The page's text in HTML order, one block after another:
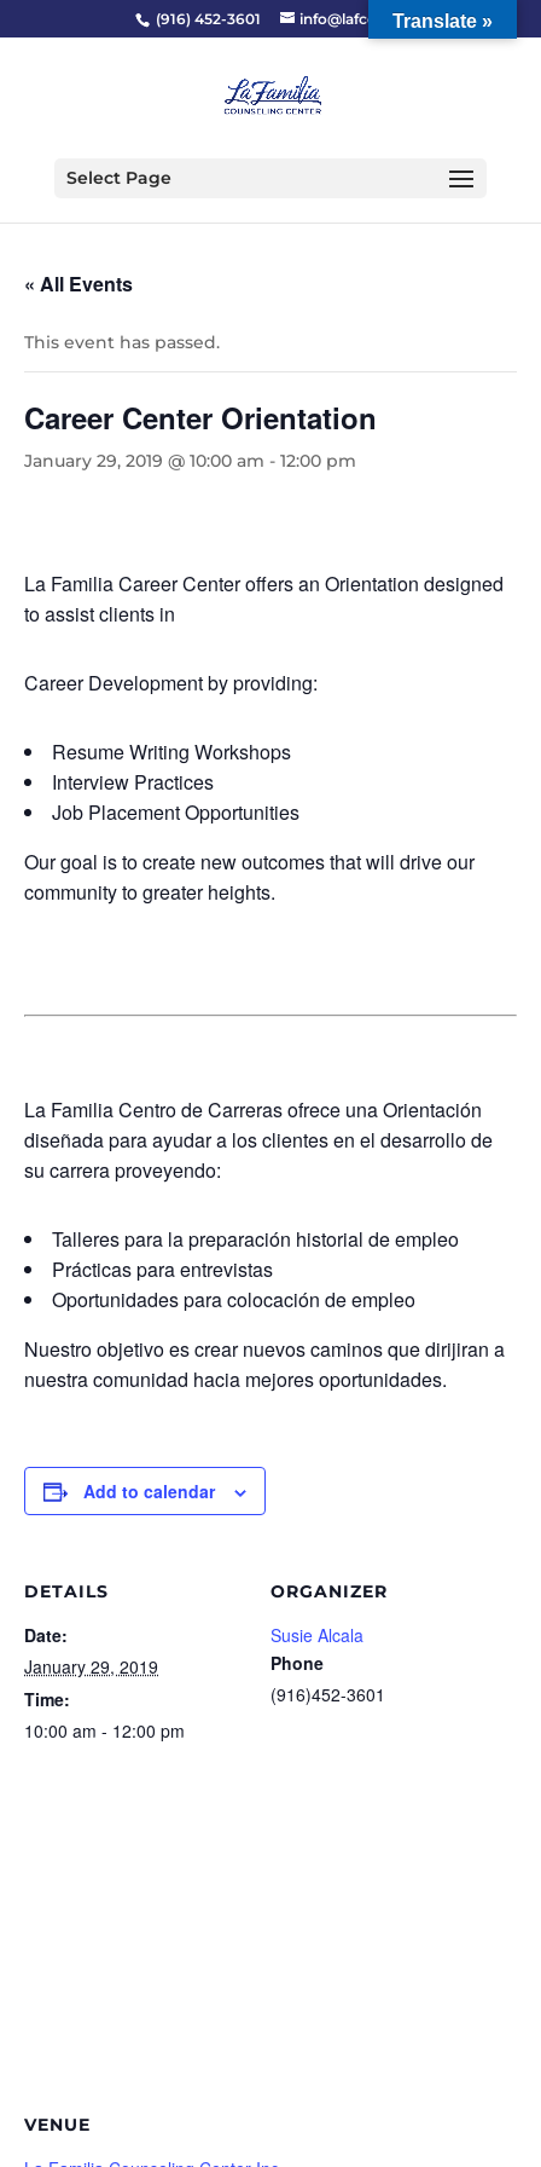
(916) 452-3601 info@lafcc.org
Select Page
« All Events
This event has passed.
Career Center Orientation
January 29, 2019 @ 10:00 am - 12:00 pm
La Familia Career Center offers an Orientation designed
to assist clients in
Career Development by providing:
Resume Writing Workshops
Interview Practices
Job Placement Opportunities
Our goal is to create new outcomes that will drive our
community to greater heights.
La Familia Centro de Carreras ofrece una Orientación
diseñada para ayudar a los clientes en el desarrollo de
su carrera proveyendo:
Talleres para la preparación historial de empleo
Prácticas para entrevistas
Oportunidades para colocación de empleo
Nuestro objetivo es crear nuevos caminos que dirijiran a
nuestra comunidad hacia mejores oportunidades.
Add to calendar
DETAILS
Date:
January 29, 2019
Time:
10:00 am - 12:00 pm
ORGANIZER
Susie Alcala
Phone
(916)452-3601
VENUE
Translate »